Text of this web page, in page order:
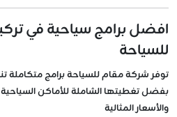
افضل برامج سياحية في
للسياحة
توفر شركة مقام للسياحة برامج متكاملة
بفضل تغطيتها الشاملة للأماكن السياحية
والأسعار المثالية